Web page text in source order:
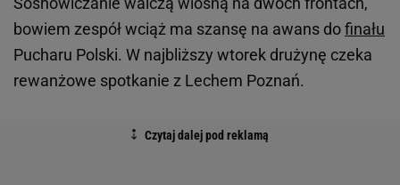
bowiem zespół wciąż ma szansę na awans dofinału
Pucharu Polski. W najbliższy wtorek drużynę czeka
rewanżowe spotkanie z Lechem Poznań.